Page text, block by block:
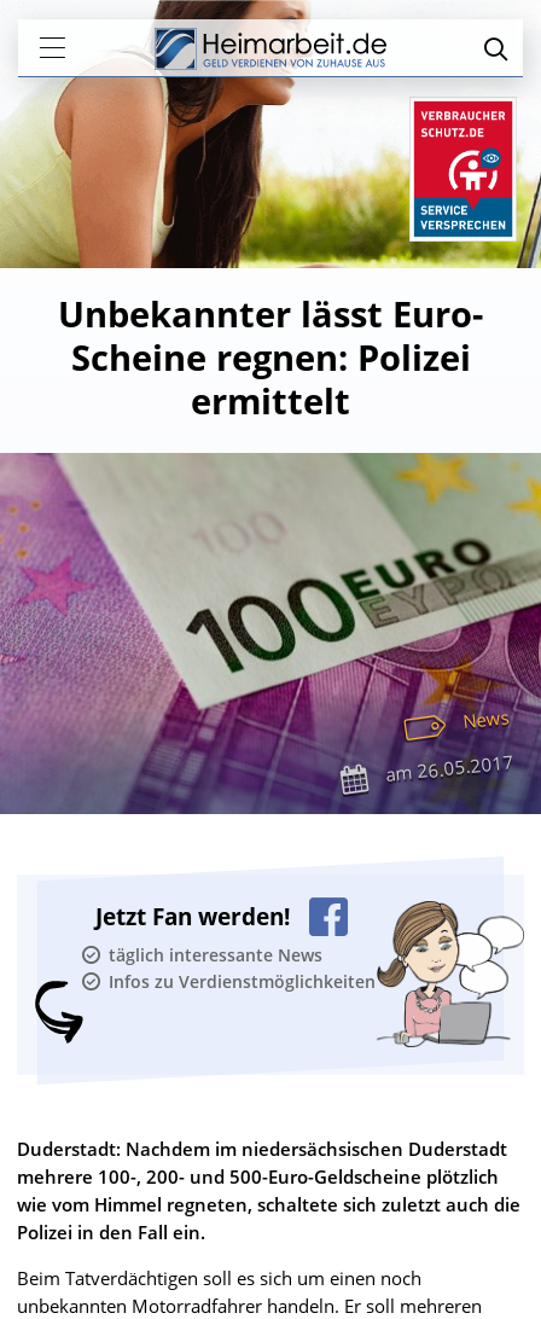
Unbekannter lässt Euro-
Scheine regnen: Polizei
ermittelt
News
am26.05.2017
Jetzt Fan werden!
täglich interessante News
Infos zu Verdienstmöglichkeiten
Duderstadt: Nachdem im niedersächsischen Duderstadt
mehrere 100-, 200- und 500-Euro-Geldscheine plötzlich
wie vom Himmel regneten, schaltete sich zuletzt auch die
Polizei in den Fall ein.
Beim Tatverdächtigen soll es sich um einen noch
unbekannten Motorradfahrer handeln. Er soll mehreren